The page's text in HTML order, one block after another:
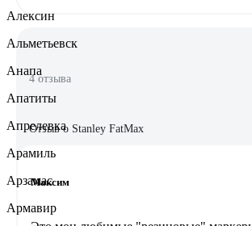
4 отзыва
Отзыв о Stanley FatMax
Максим
Алексин
Альметьевск
Анапа
Апатиты
Апрелевка
Арамиль
Арзамас
Армавир